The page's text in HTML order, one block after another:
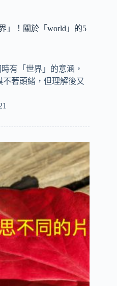
」！關於「world」的5
有「世界」的意涵，
著頭緒，但理解後又